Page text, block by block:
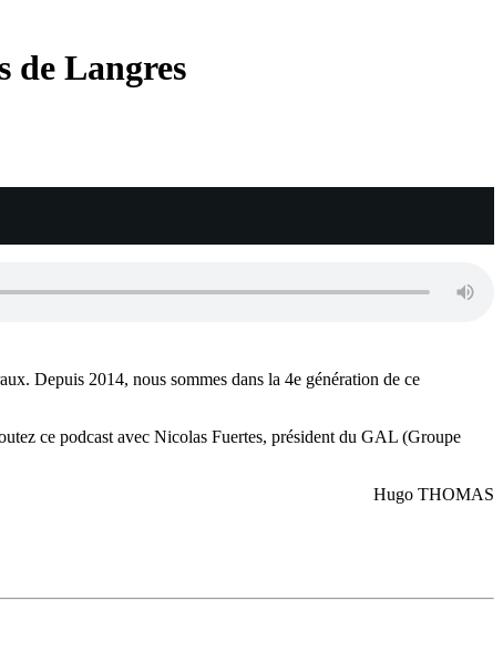
de Langres
Depuis 2014, nous sommes dans la 4e génération de ce
ce podcast avec Nicolas Fuertes, président du GAL (Groupe
Hugo THOMAS